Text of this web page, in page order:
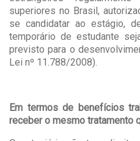
superiores no Brasil,
se candidatar ao estágio,
temporário de estudante
previsto para o
Lei nº 11.788/2008).
Em termos de benefícios
receber o mesmo tratamento